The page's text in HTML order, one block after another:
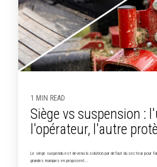
1 MIN READ
Siège vs suspension :
l'opérateur, l'autre
Le siège suspendu est devenu la solution par défaut du secteur pour
grandes marques en proposent...